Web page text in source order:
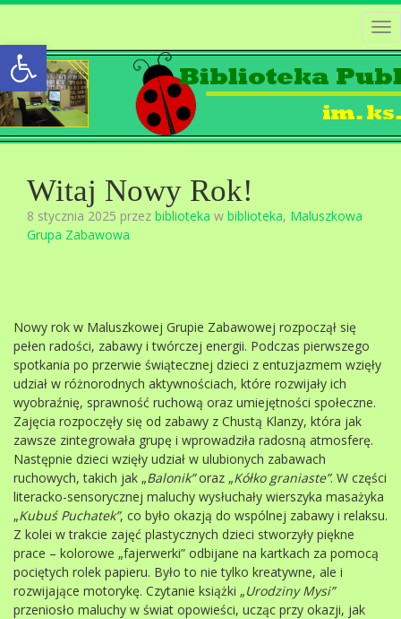
Open toolbar
Witaj Nowy Rok!
8 stycznia 2025 przez biblioteka w biblioteka, Maluszkowa
Grupa Zabawowa
Nowy rok w Maluszkowej Grupie Zabawowej rozpoczął się
pełen radości, zabawy i twórczej energii. Podczas pierwszego
spotkania po przerwie świątecznej dzieci z entuzjazmem wzięły
udział w różnorodnych aktywnościach, które rozwijały ich
wyobraźnię, sprawność ruchową oraz umiejętności społeczne.
Zajęcia rozpoczęły się od zabawy z Chustą Klanzy, która jak
zawsze zintegrowała grupę i wprowadziła radosną atmosferę.
Następnie dzieci wzięły udział w ulubionych zabawach
ruchowych, takich jak „Balonik”oraz „Kółko graniaste”. W części
literacko-sensorycznej maluchy wysłuchały wierszyka masażyka
„Kubuś Puchatek”, co było okazją do wspólnej zabawy i relaksu.
Z kolei w trakcie zajęć plastycznych dzieci stworzyły piękne
prace – kolorowe „fajerwerki” odbijane na kartkach za pomocą
pociętych rolek papieru. Było to nie tylko kreatywne, ale i
rozwijające motorykę. Czytanie książki „Urodziny Mysi”
przeniosło maluchy w świat opowieści, ucząc przy okazji, jak